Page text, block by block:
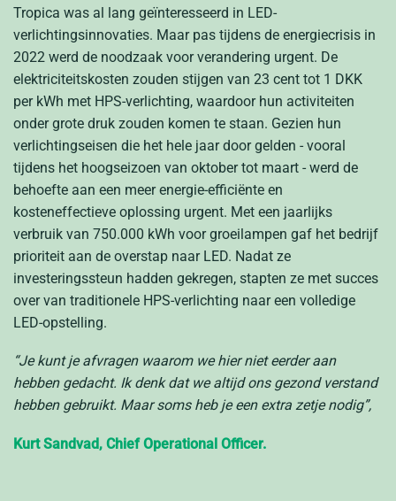
Tropica was al lang geïnteresseerd in LED-
verlichtingsinnovaties. Maar pas tijdens de energiecrisis in
2022 werd de noodzaak voor verandering urgent. De
elektriciteitskosten zouden stijgen van 23 cent tot 1 DKK
per kWh met HPS-verlichting, waardoor hun activiteiten
onder grote druk zouden komen te staan. Gezien hun
verlichtingseisen die het hele jaar door gelden - vooral
tijdens het hoogseizoen van oktober tot maart - werd de
behoefte aan een meer energie-efficiënte en
kosteneffectieve oplossing urgent. Met een jaarlijks
verbruik van 750.000 kWh voor groeilampen gaf het bedrijf
prioriteit aan de overstap naar LED. Nadat ze
investeringssteun hadden gekregen, stapten ze met succes
over van traditionele HPS-verlichting naar een volledige
LED-opstelling.
“Je kunt je afvragen waarom we hier niet eerder aan
hebben gedacht. Ik denk dat we altijd ons gezond verstand
hebben gebruikt. Maar soms heb je een extra zetje nodig”,
Kurt Sandvad, Chief Operational Officer.